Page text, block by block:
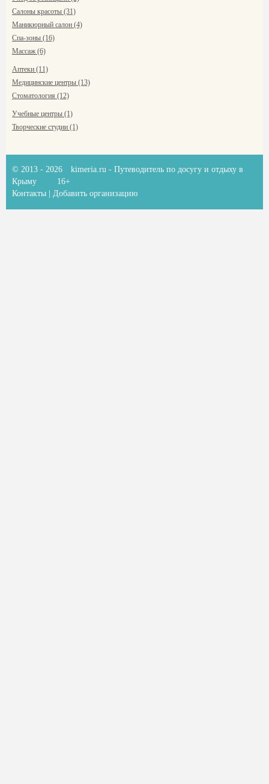
Салоны красоты (31)
Маникюрный салон (4)
Спа-зоны (16)
Массаж (6)
Аптеки (11)
Медицинские центры (13)
Стоматология (12)
Учебные центры (1)
Творческие студии (1)
© 2013 - 2026 kimeria.ru - Путеводитель по досугу и отдыху в
Крыму
16+
Контакты
Добавить организацию